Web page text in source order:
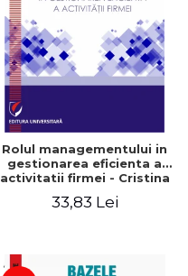
Rolul managementului in
gestionarea eficienta a
activitatii firmei - Cristina
Gabriel Nastase, Mihaela-
33,83 Lei